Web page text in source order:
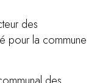
des
pour la commune